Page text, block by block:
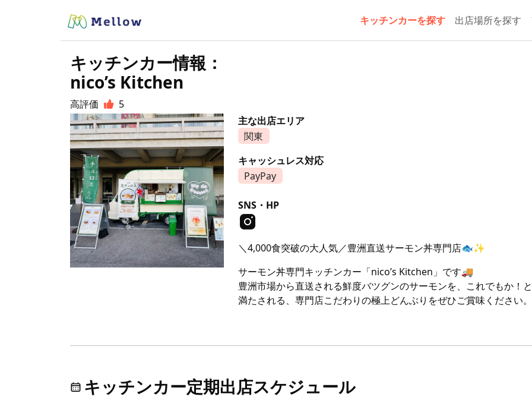
キッチンカーを探す 出店場所を探す
キッチンカー情報：
nico’s Kitchen
高評価
5
主な出店エリア
関東
キャッシュレス対応
PayPay
SNS・HP
＼4,000食突破の大人気／豊洲直送サーモン丼専門店🐟✨
サーモン丼専門キッチンカー「nico’s Kitchen」です🚚
豊洲市場から直送される鮮度バツグンのサーモンを、これでもか！
満たされる、専門店こだわりの極上どんぶりをぜひご賞味ください。
キッチンカー定期出店スケジュール